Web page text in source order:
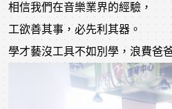
相信我們在音樂業界的經驗，
工欲善其事，必先利其器。
學才藝沒工具不如別學，浪費爸